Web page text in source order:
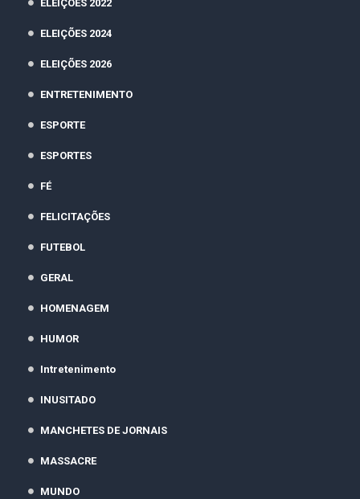
ELEIÇÕES 2022
ELEIÇÕES 2024
ELEIÇÕES 2026
ENTRETENIMENTO
ESPORTE
ESPORTES
FÉ
FELICITAÇÕES
FUTEBOL
GERAL
HOMENAGEM
HUMOR
Intretenimento
INUSITADO
MANCHETES DE JORNAIS
MASSACRE
MUNDO